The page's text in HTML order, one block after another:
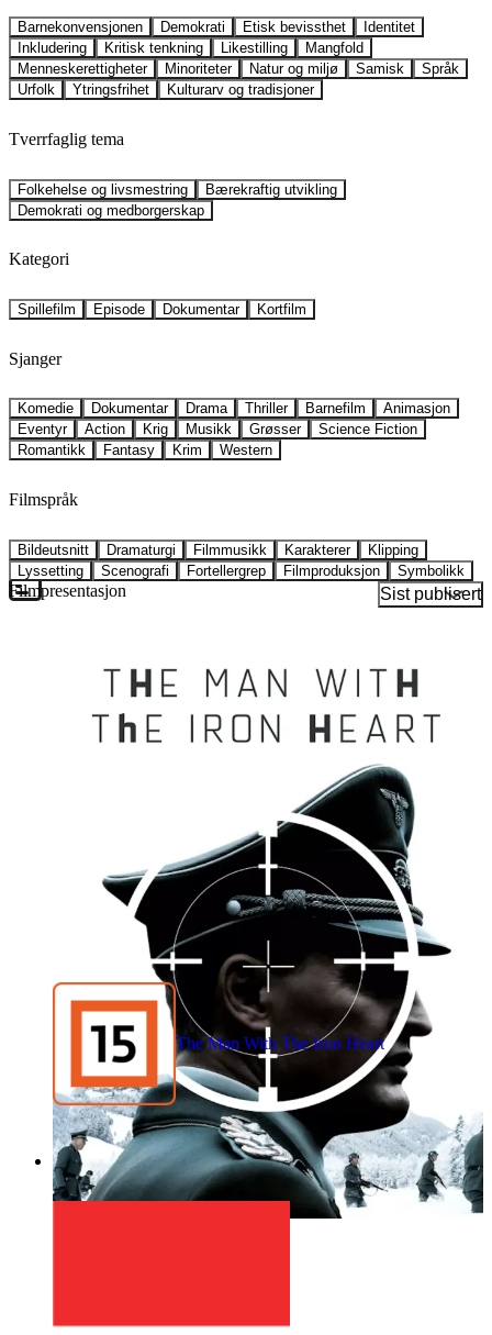
Barnekonvensjonen Demokrati Etisk bevissthet
Identitet
Inkludering
Kritisk tenkning Likestilling
Mangfold
Menneskerettigheter
Minoriteter Natur og miljø Samisk
Språk
Urfolk
Ytringsfrihet Kulturarv og tradisjoner
Tverrfaglig tema
Folkehelse og livsmestring
Bærekraftig utvikling
Demokrati og medborgerskap
Kategori
Spillefilm Episode Dokumentar Kortfilm
Sjanger
Komedie Dokumentar Drama Thriller Barnefilm
Animasjon
Eventyr
Action Krig Musikk Grøsser
Science Fiction
Romantikk
Fantasy Krim Western
Filmspråk
Bildeutsnitt Dramaturgi Filmmusikk Karakterer
Klipping
Lyssetting
Scenografi Fortellergrep Filmproduksjon Symbolikk
Sist publisert
Filmpresentasjon
The Man With The Iron Heart
1